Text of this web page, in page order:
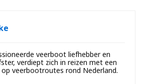
veerboot liefhebber en
verdiept zich in reizen met een
veerbootroutes rond Nederland.